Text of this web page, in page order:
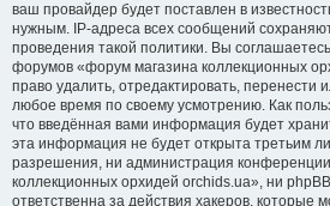
ваш провайдер будет поставлен в
нужным. IP-адреса всех сообщений
проведения такой политики. Вы
форумов «форум магазина коллекционных
право удалить, отредактировать, перенести
любое время по своему усмотрению. Как
что введённая вами информация будет
эта информация не будет открыта третьим
разрешения, ни администрация
коллекционных орхидей orchids.ua», ни
ответственна за действия хакеров, которые